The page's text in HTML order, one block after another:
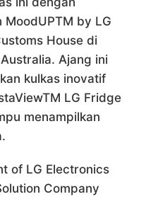
by LG
House di
Ajang ini
kulkas inovatif
LG Fridge
menampilkan
of LG Electronics
Company